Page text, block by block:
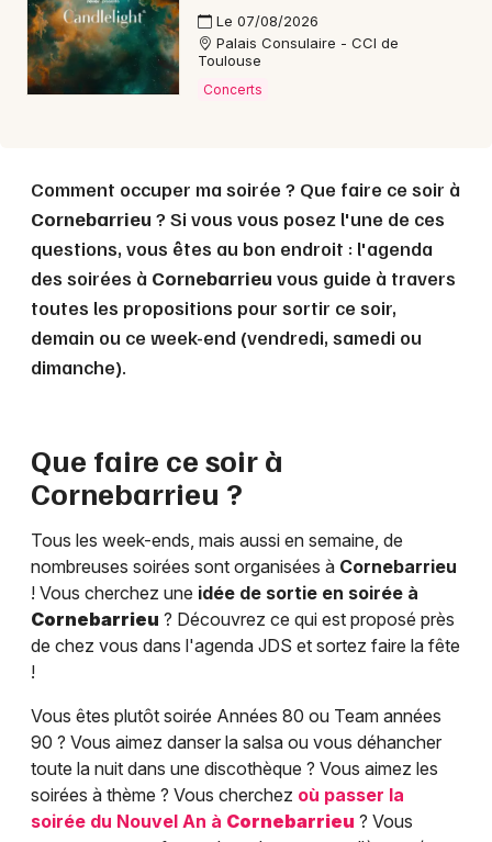
Mon email
Je m'abonne
Le 07/08/2026
Palais Consulaire - CCI de
Toulouse
Concerts
Comment occuper ma soirée ? Que faire ce soir à
Cornebarrieu ? Si vous vous posez l'une de ces
questions, vous êtes au bon endroit : l'agenda
des soirées à Cornebarrieu vous guide à travers
toutes les propositions pour sortir ce soir,
demain ou ce week-end (vendredi, samedi ou
dimanche).
Que faire ce soir à
Cornebarrieu ?
Tous les week-ends, mais aussi en semaine, de
nombreuses soirées sont organisées à Cornebarrieu
! Vous cherchez une idée de sortie en soirée à
Cornebarrieu ? Découvrez ce qui est proposé près
de chez vous dans l'agenda JDS et sortez faire la fête
!
Vous êtes plutôt soirée Années 80 ou Team années
90 ? Vous aimez danser la salsa ou vous déhancher
toute la nuit dans une discothèque ? Vous aimez les
soirées à thème ? Vous cherchez où passer la
soirée du Nouvel An à Cornebarrieu ? Vous